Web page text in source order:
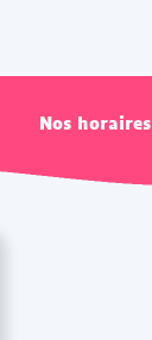
Nos horaires